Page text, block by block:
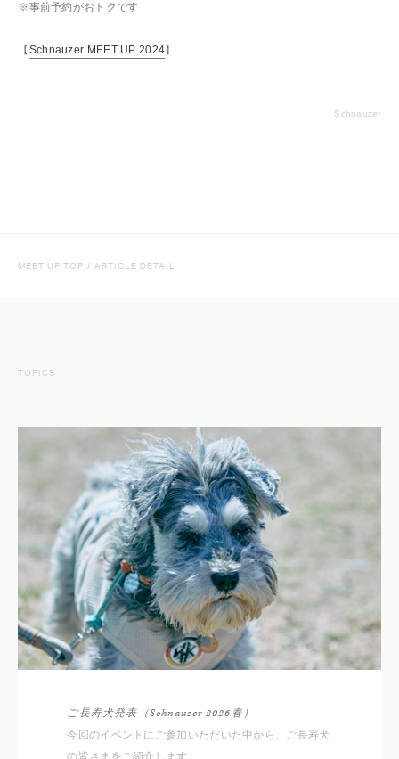
※事前予約がおトクです
【 Schnauzer MEET UP 2024】
Schnauzer
MEET UP TOP / ARTICLE DETAIL
TOPICS
ご長寿犬発表（Schnauzer 2026春）
今回のイベントにご参加いただいた中から、ご長寿犬
の皆さまをご紹介します。